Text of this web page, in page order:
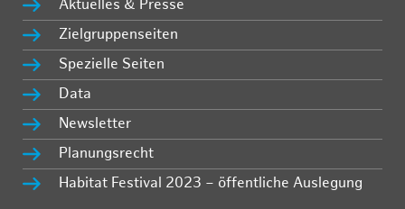
Aktuelles & Presse
Zielgruppenseiten
Spezielle Seiten
Data
Newsletter
Planungsrecht
Habitat Festival 2023 – öffentliche Auslegung